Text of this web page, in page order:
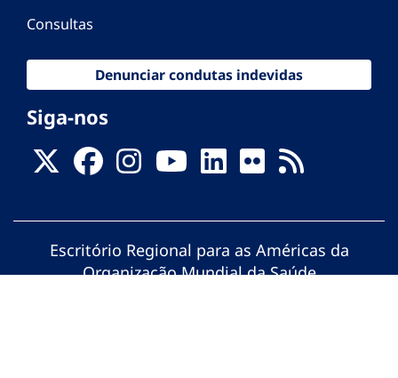
Consultas
Denunciar condutas indevidas
Siga-nos
Escritório Regional para as Américas da
Organização Mundial da Saúde